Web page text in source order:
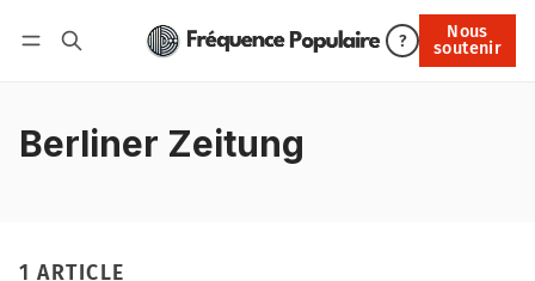
?
Nous
soutenir
Nous soutenir
Berliner Zeitung
1 ARTICLE